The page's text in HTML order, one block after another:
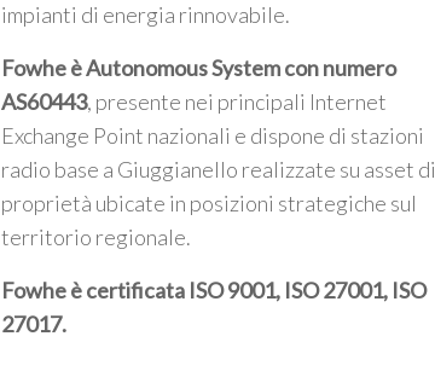
impianti di energia rinnovabile.
Fowhe è Autonomous System con numero
AS60443, presente nei principali Internet
Exchange Point nazionali e dispone di stazioni
radio base a Giuggianello realizzate su asset di
proprietà ubicate in posizioni strategiche sul
territorio regionale.
Fowhe è certificata ISO 9001, ISO 27001, ISO
27017.